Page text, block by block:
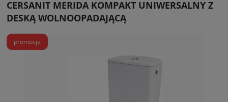
CERSANIT MERIDA KOMPAKT UNIWERSALNY Z
DESKĄ WOLNOOPADAJĄCĄ
promocja